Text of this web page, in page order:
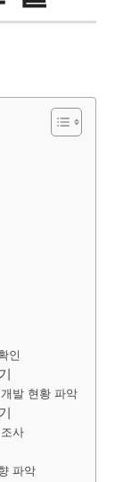
인
발 현황 파악
사
파악